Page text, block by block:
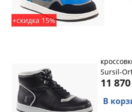
+скидка 15%
Sursil-
11
В